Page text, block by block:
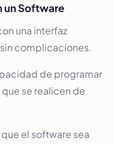
un Software
una interfaz
complicaciones.
de programar
se realicen de
el software sea